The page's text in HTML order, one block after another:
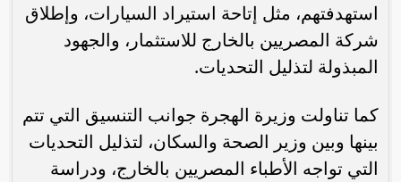
استهدفتهم، مثل إتاحة استيراد السيارات، وإطلاق
شركة المصريين بالخارج للاستثمار، والجهود
المبذولة لتذليل التحديات.
كما تناولت وزيرة الهجرة جوانب التنسيق التي تتم
بينها وبين وزير الصحة والسكان، لتذليل التحديات
التي تواجه الأطباء المصريين بالخارج، ودراسة